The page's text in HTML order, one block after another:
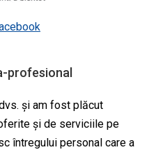
profesional
și am fost plăcut
și de serviciile pe
întregului personal care a